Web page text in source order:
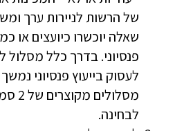
של הרשות לניירות ערך
שאלה יוכשרו כיועצים או
פנסיוני. בדרך כלל מסלול
לבחינה.